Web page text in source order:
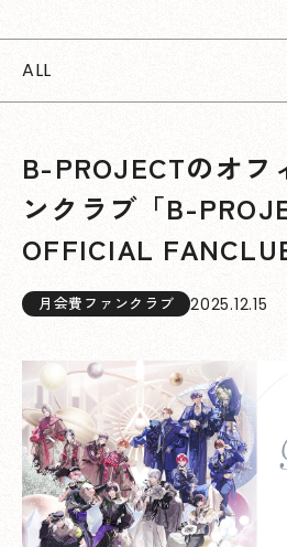
ALL
B-PROJECTのオフ
ンクラブ「B-
OFFICIAL
月会費ファンクラブ 2025.12.15